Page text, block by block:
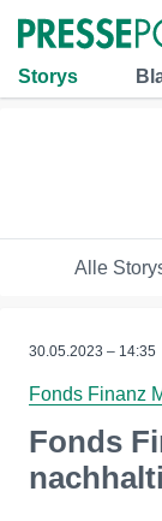
Storys
Alle
30.05.2023 – 14:35
Fonds Finanz
Fonds